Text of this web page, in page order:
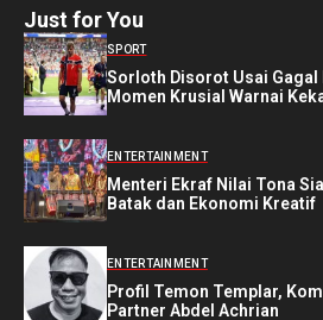
Just for You
SPORT
Sorloth Disorot Usai Gagal
Momen Krusial Warnai
ENTERTAINMENT
Menteri Ekraf Nilai Tona
Batak dan Ekonomi Kreatif
ENTERTAINMENT
Profil Temon Templar,
Partner Abdel Achrian